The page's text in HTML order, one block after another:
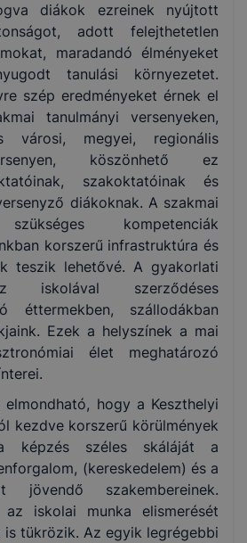
diákok ezreinek nyújtott
adott felejthetetlen
maradandó élményeket
tanulási környezetet.
szép eredményeket érnek el
tanulmányi versenyeken,
városi, megyei, regionális
köszönhető ez
szakoktatóinak és
diákoknak. A szakmai
szükséges kompetenciák
korszerű infrastruktúra és
teszik lehetővé. A gyakorlati
iskolával szerződéses
éttermekben, szállodákban
Ezek a helyszínek a mai
élet meghatározó
elmondható, hogy a Keszthelyi
kezdve korszerű körülmények
képzés széles skáláját a
(kereskedelem) és a
jövendő szakembereinek.
az iskolai munka elismerését
tükrözik. Az egyik legrégebbi